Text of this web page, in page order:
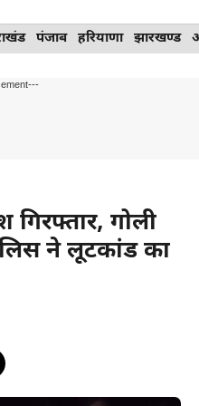
पंजाब हरियाणा झारखण्ड
गोली
ने लूटकांड का